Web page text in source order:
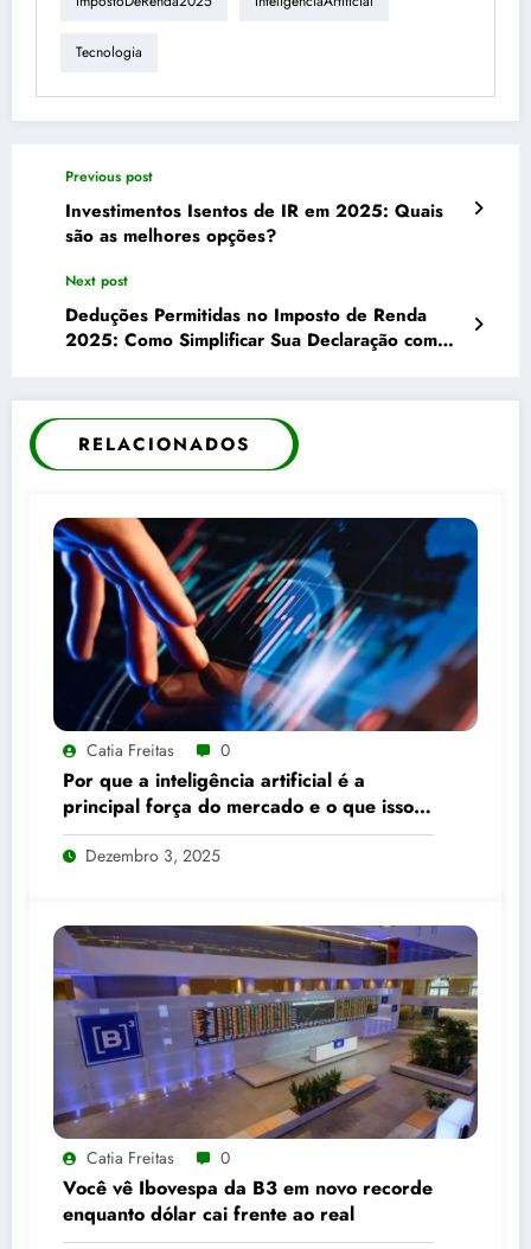
Tecnologia
Previous post
Investimentos Isentos de IR em 2025: Quais
são as melhores opções?
Next post
Deduções Permitidas no Imposto de Renda
2025: Como Simplificar Sua Declaração com
RELACIONADOS
Catia Freitas 0
Por que a inteligência artificial é a
principal força do mercado e o que isso
significa para seus investimentos
Dezembro 3, 2025
Catia Freitas 0
Você vê Ibovespa da B3 em novo recorde
enquanto dólar cai frente ao real